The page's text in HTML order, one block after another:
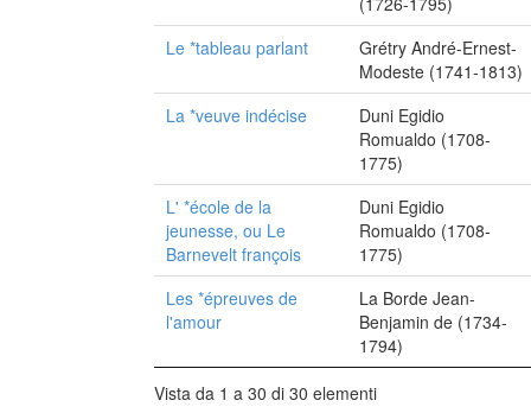
Le *tableau parlant
Grétry André-Ernest-
Modeste (1741-1813)
La *veuve indécise
Duni Egidio
Romualdo (1708-
1775)
L' *école de la
jeunesse, ou Le
Barnevelt françois
Duni Egidio
Romualdo (1708-
1775)
Les *épreuves de
l'amour
La Borde Jean-
Benjamin de (1734-
1794)
Vista da 1 a 30 di 30 elementi